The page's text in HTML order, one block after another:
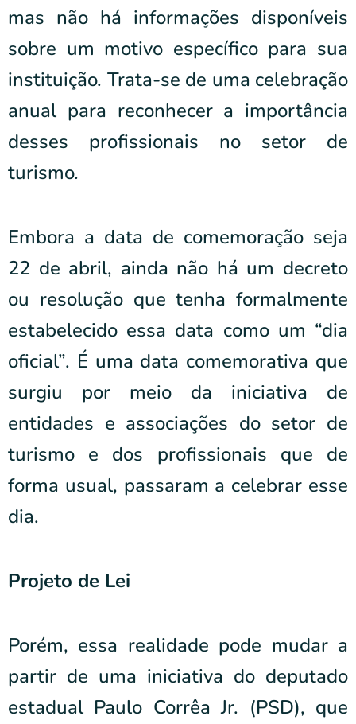
mas não há informações disponíveis
sobre um motivo específico para sua
instituição. Trata-se de uma celebração
anual para reconhecer a importância
desses profissionais no setor de
turismo.
Embora a data de comemoração seja
22 de abril, ainda não há um decreto
ou resolução que tenha formalmente
estabelecido essa data como um “dia
oficial”. É uma data comemorativa que
surgiu por meio da iniciativa de
entidades e associações do setor de
turismo e dos profissionais que de
forma usual, passaram a celebrar esse
dia.
Projeto de Lei
Porém, essa realidade pode mudar a
partir de uma iniciativa do deputado
estadual Paulo Corrêa Jr. (PSD), que